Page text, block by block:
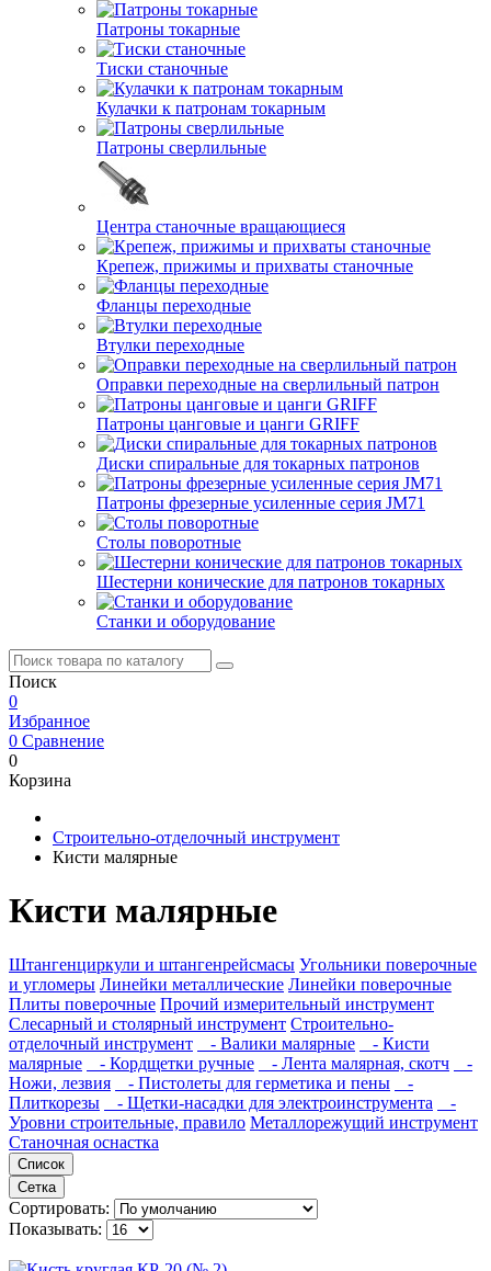
Патроны токарные
Тиски станочные
Кулачки к патронам токарным
Патроны сверлильные
Центра станочные вращающиеся
Крепеж, прижимы и прихваты станочные
Фланцы переходные
Втулки переходные
Оправки переходные на сверлильный патрон
Патроны цанговые и цанги GRIFF
Диски спиральные для токарных патронов
Патроны фрезерные усиленные серия JM71
Столы поворотные
Шестерни конические для патронов токарных
Станки и оборудование
Поиск
0
Избранное
0 Сравнение
0
Корзина
Строительно-отделочный инструмент
Кисти малярные
Кисти малярные
Штангенциркули и штангенрейсмасы Угольники поверочные
и угломеры Линейки металлические Линейки поверочные
Плиты поверочные Прочий измерительный инструмент
Слесарный и столярный инструмент Строительно-
отделочный инструмент
- Валики малярные
- Кисти
малярные
- Кордщетки ручные - Лента малярная, скотч
-
Ножи, лезвия
- Пистолеты для герметика и пены
-
Плиткорезы
- Щетки-насадки для электроинструмента
-
Уровни строительные, правило Металлорежущий инструмент
Станочная оснастка
Список
Сетка
Сортировать:
Показывать: